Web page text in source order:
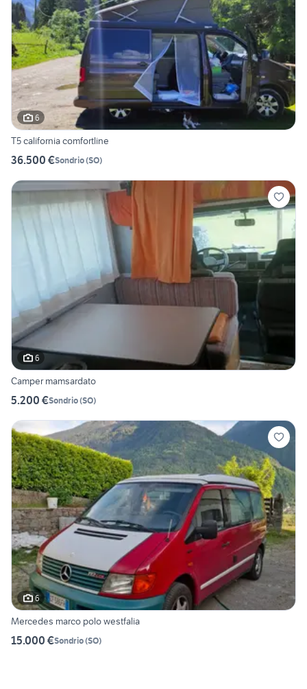
6
T5 california comfortline
36.500 €Sondrio(SO)
6
Camper mamsardato
5.200 €Sondrio(SO)
6
Mercedes marco polo westfalia
15.000 €Sondrio(SO)